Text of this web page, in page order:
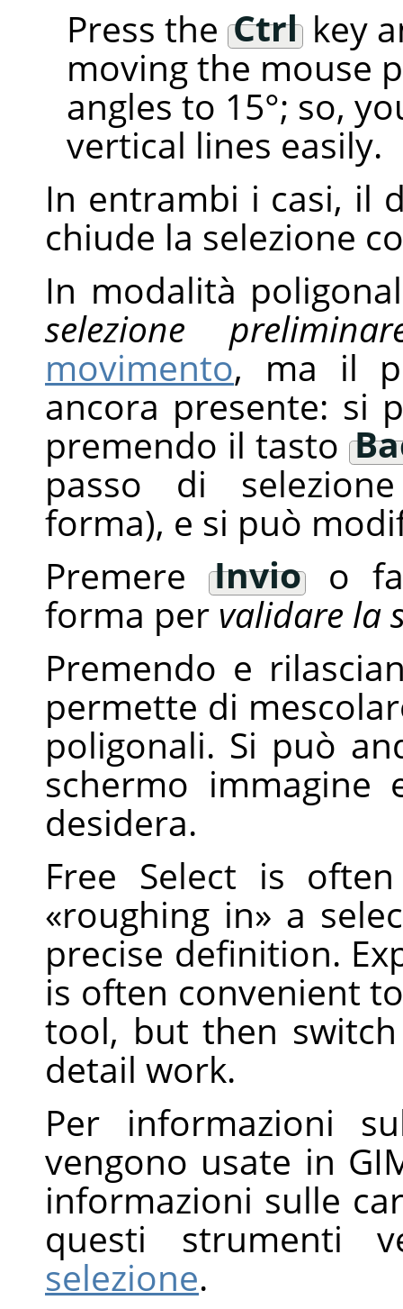
Press the Ctrlkey
moving the mouse
angles to 15°; so,
vertical lines easily.
In entrambi i casi, il
chiude la selezione
In modalità
selezione
movimento, ma il
ancora presente: si
premendo il tasto
passo di
forma), e si può
Premere
Invio
o
forma per validare la
Premendo e
permette di
poligonali. Si può
schermo
desidera.
Free Select is
«roughing in» a
precise definition.
is often convenient
tool, but then
detail work.
Per informazioni
vengono usate in
informazioni sulle
questi strumenti
selezione.